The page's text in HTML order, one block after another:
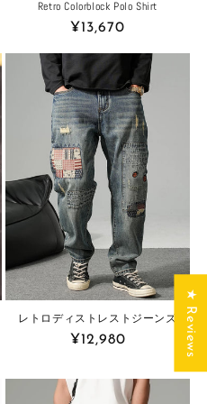
Retro Colorblock Polo Shirt
Regular
¥13,670
レトロディストレストジーンズ
Regular
¥12,980 ★ Reviews